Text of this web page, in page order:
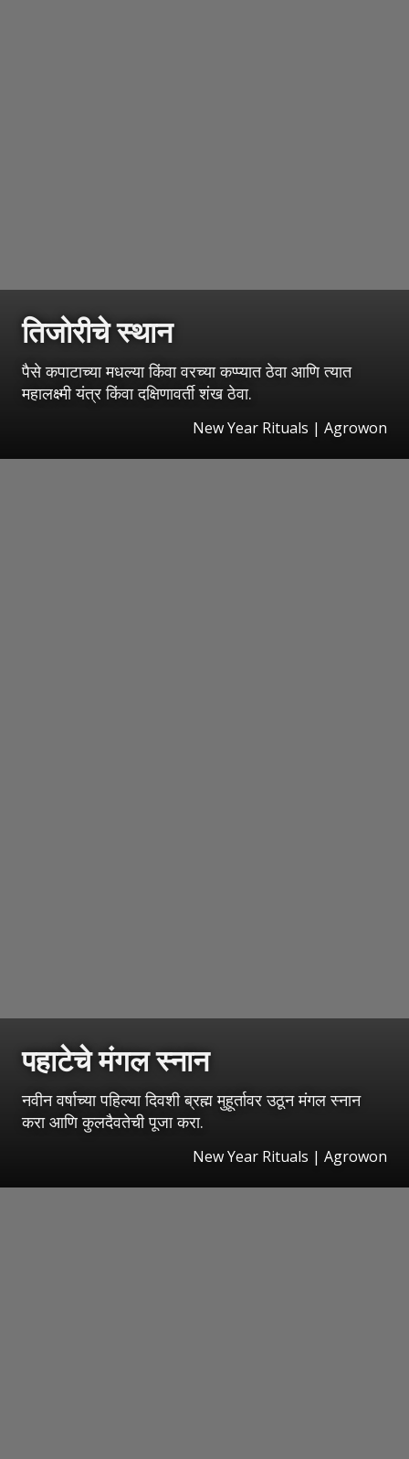
तिजोरीचे स्थान
पैसे कपाटाच्या मधल्या किंवा वरच्या कप्प्यात ठेवा आणि त्यात
महालक्ष्मी यंत्र किंवा दक्षिणावर्ती शंख ठेवा.
New Year Rituals | Agrowon
पहाटेचे मंगल स्नान
नवीन वर्षाच्या पहिल्या दिवशी ब्रह्म मुहूर्तावर उठून मंगल स्नान
करा आणि कुलदैवतेची पूजा करा.
New Year Rituals | Agrowon